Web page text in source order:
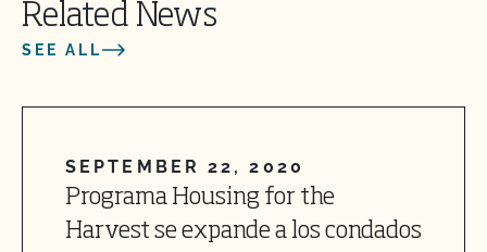
Related News
SEE ALL
SEPTEMBER 22, 2020
Programa Housing for the
Harvest se expande a los condados